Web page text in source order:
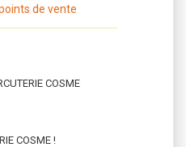
de vente
COSME
COSME !